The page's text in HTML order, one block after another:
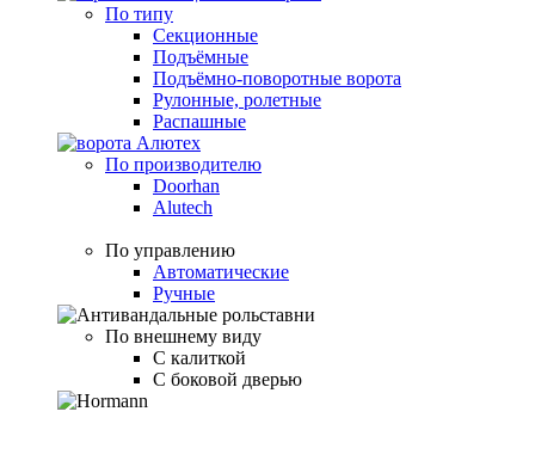
По типу
Секционные
Подъёмные
Подъёмно-поворотные ворота
Рулонные, ролетные
Распашные
По производителю
Doorhan
Alutech
По управлению
Автоматические
Ручные
По внешнему виду
С калиткой
С боковой дверью